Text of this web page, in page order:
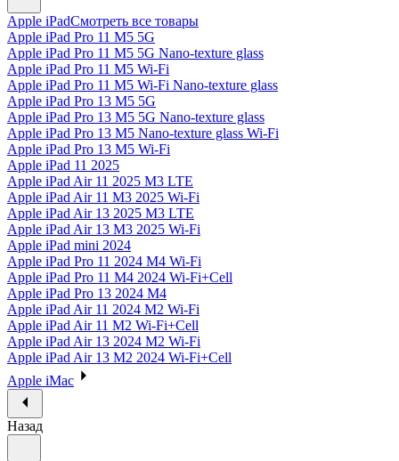
Apple iPadСмотреть все товары
Apple iPad Pro 11 M5 5G
Apple iPad Pro 11 M5 5G Nano-texture glass
Apple iPad Pro 11 M5 Wi-Fi
Apple iPad Pro 11 M5 Wi-Fi Nano-texture glass
Apple iPad Pro 13 M5 5G
Apple iPad Pro 13 M5 5G Nano-texture glass
Apple iPad Pro 13 M5 Nano-texture glass Wi-Fi
Apple iPad Pro 13 M5 Wi-Fi
Apple iPad 11 2025
Apple iPad Air 11 2025 M3 LTE
Apple iPad Air 11 M3 2025 Wi-Fi
Apple iPad Air 13 2025 M3 LTE
Apple iPad Air 13 M3 2025 Wi-Fi
Apple iPad mini 2024
Apple iPad Pro 11 2024 M4 Wi-Fi
Apple iPad Pro 11 M4 2024 Wi-Fi+Cell
Apple iPad Pro 13 2024 M4
Apple iPad Air 11 2024 M2 Wi-Fi
Apple iPad Air 11 M2 Wi-Fi+Cell
Apple iPad Air 13 2024 M2 Wi-Fi
Apple iPad Air 13 M2 2024 Wi-Fi+Cell
Apple iMac
Назад